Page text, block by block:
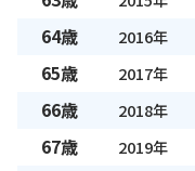
64歳 2016年
65歳 2017年
66歳 2018年
67歳 2019年